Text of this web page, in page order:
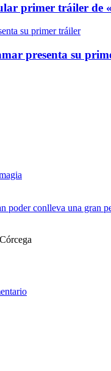
primer tráiler de
presenta su
poder conlleva una gran